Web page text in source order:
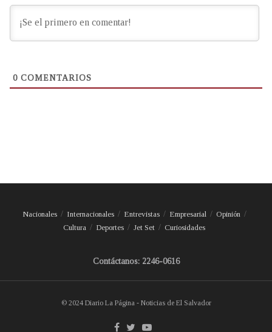
0 COMENTARIOS
Nacionales Internacionales Entrevistas Empresarial
Opinión
Cultura
Deportes Jet Set Curiosidades
Contáctanos: 2246-0616
© 2024 Diario La Página - Noticias de El Salvador